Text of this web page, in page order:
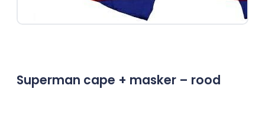
kroontjes
Prinsessen
Prinsessen
toverstaf
Superman cape + masker – rood